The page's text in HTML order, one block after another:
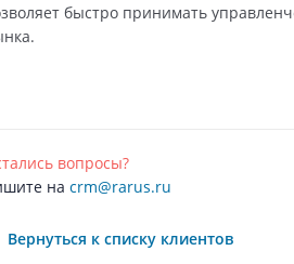
быстро принимать
вопросы?
на crm@rarus.ru
Вернуться к списку клиентов